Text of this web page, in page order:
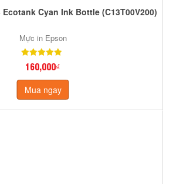
Cyan Ink Bottle (C13T00V200)
Mực in Epson
160,000₫
Mua ngay